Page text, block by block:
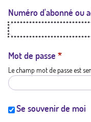
Numéro d'abonné ou
Mot de passe *
Le champ mot de passe est
Se souvenir de moi